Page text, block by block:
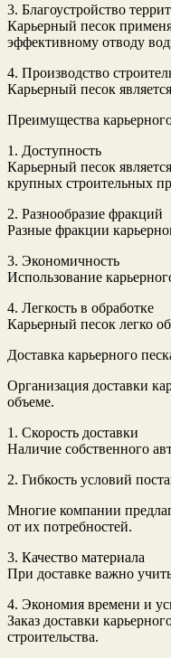
3. Благоустройство
Карьерный песок
эффективному отводу
4. Производство
Карьерный песок
Преимущества
1. Доступность
Карьерный песок
крупных строительных
2. Разнообразие фракций
Разные фракции
3. Экономичность
Использование
4. Легкость в обработке
Карьерный песок легко
Доставка карьерного
Организация доставки
объеме.
1. Скорость доставки
Наличие собственного
2. Гибкость условий
Многие компании
от их потребностей.
3. Качество материала
При доставке важно
4. Экономия времени и
Заказ доставки
строительства.